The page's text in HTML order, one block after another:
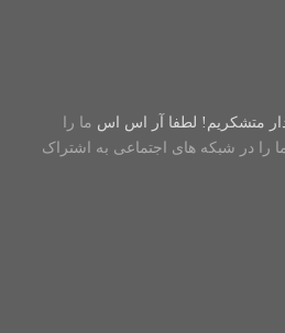
متشکریم! لطفا آر اس اس ما را
در شبکه های اجتماعی به اشتراک